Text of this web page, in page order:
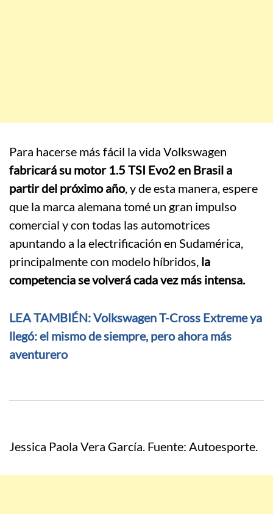
Para hacerse más fácil la vida Volkswagen
fabricará su motor 1.5 TSI Evo2 en Brasil a
partir del próximo año, y de esta manera, espere
que la marca alemana tomé un gran impulso
comercial y con todas las automotrices
apuntando a la electrificación en Sudamérica,
principalmente con modelo híbridos, la
competencia se volverá cada vez más intensa.
LEA TAMBIÉN: Volkswagen T-Cross Extreme ya
llegó: el mismo de siempre, pero ahora más
aventurero
Jessica Paola Vera García. Fuente: Autoesporte.